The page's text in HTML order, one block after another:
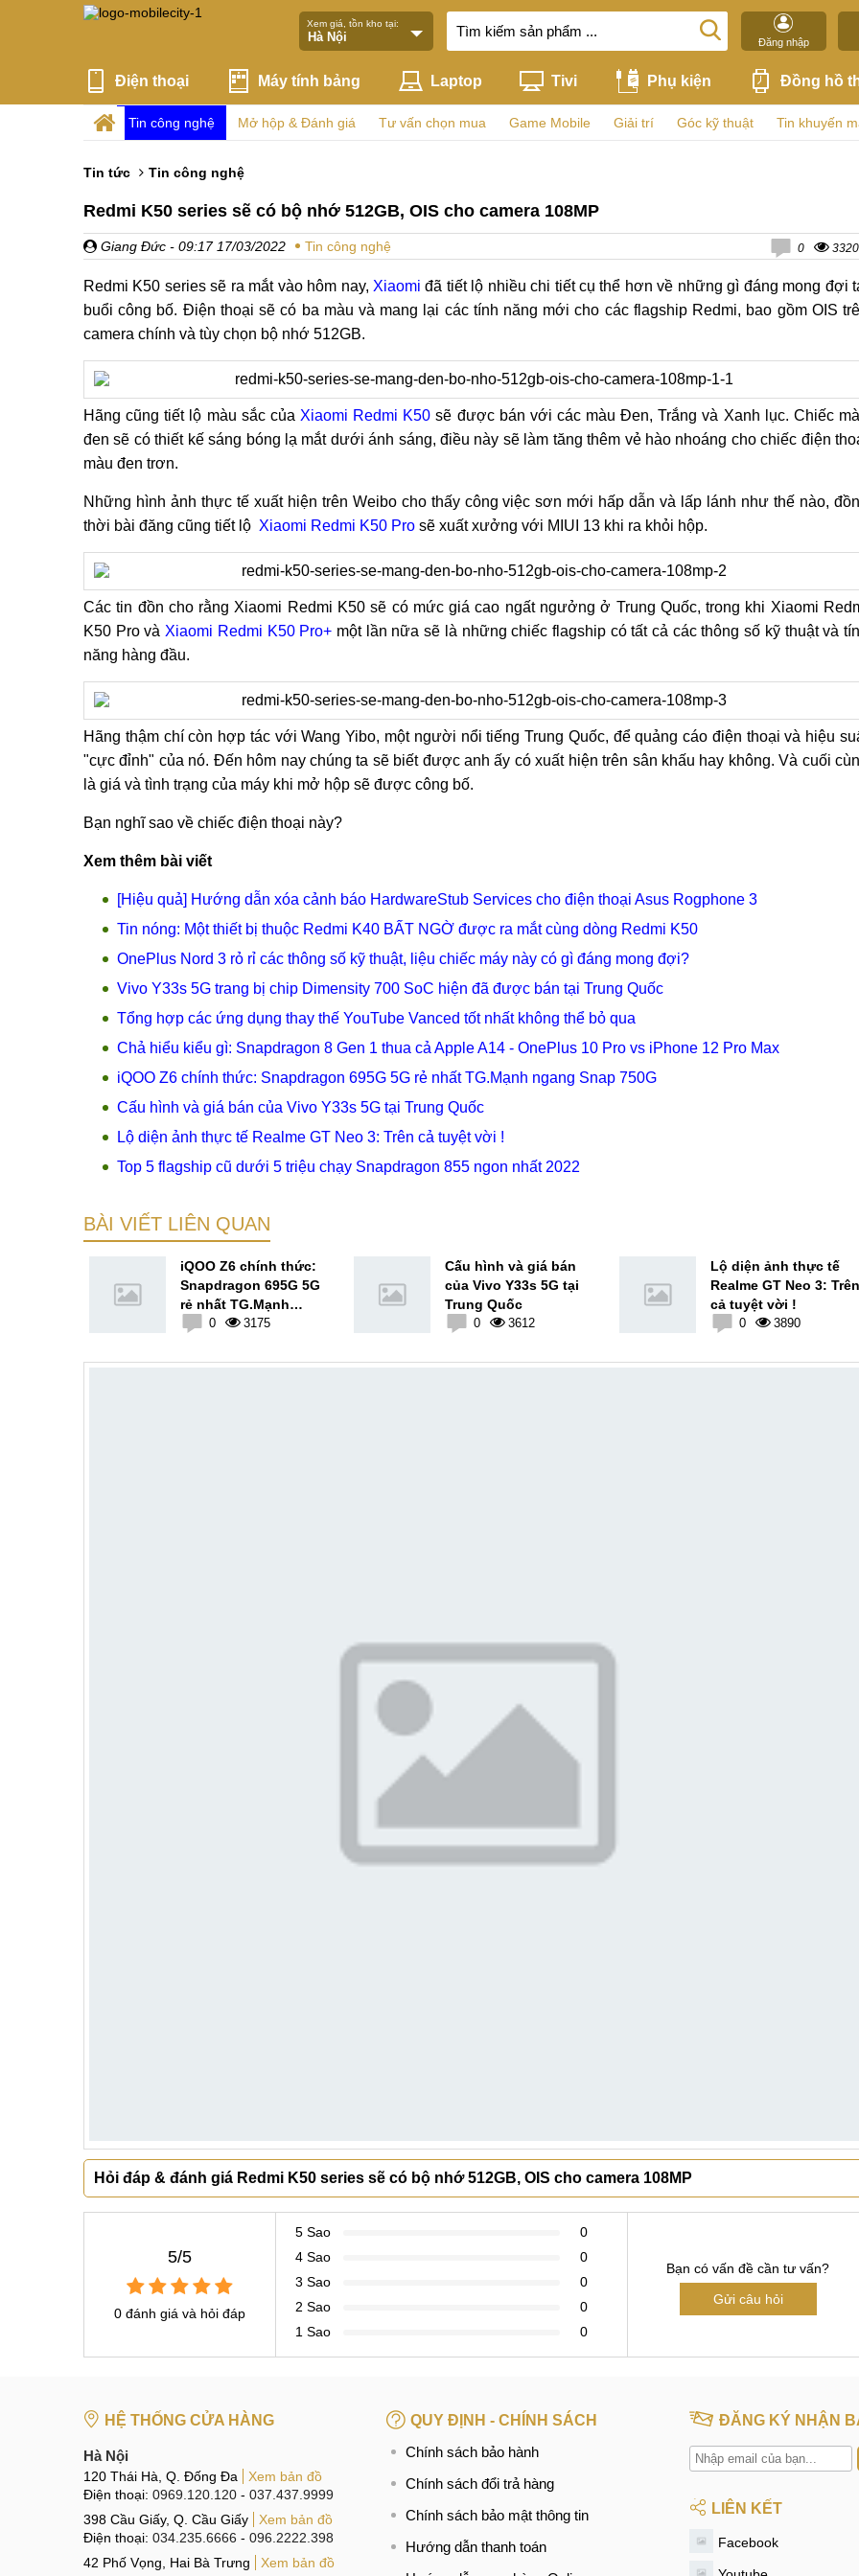
Xem giá, tồn kho tại:
Đăng nhập
Điện thoại Máy tính bảng Laptop Tivi Phụ kiện Đồng hồ
Tin công nghệ Mở hộp & Đánh giá Tư vấn chọn mua Game Mobile Giải trí Góc kỹ thuật Tin khuyến
Tin tức Tin công nghệ
Redmi K50 series sẽ có bộ nhớ 512GB, OIS cho camera 108MP
Giang Đức - 09:17 17/03/2022 Tin công nghệ 0 3320
Redmi K50 series sẽ ra mắt vào hôm nay, Xiaomi đã tiết lộ nhiều chi tiết cụ thể hơn về những gì đáng mong đợi
buổi công bố. Điện thoại sẽ có ba màu và mang lại các tính năng mới cho các flagship Redmi, bao gồm OIS
camera chính và tùy chọn bộ nhớ 512GB.
Hãng cũng tiết lộ màu sắc của Xiaomi Redmi K50 sẽ được bán với các màu Đen, Trắng và Xanh lục. Chiếc
đen sẽ có thiết kế sáng bóng lạ mắt dưới ánh sáng, điều này sẽ làm tăng thêm vẻ hào nhoáng cho chiếc điện
màu đen trơn.
Những hình ảnh thực tế xuất hiện trên Weibo cho thấy công việc sơn mới hấp dẫn và lấp lánh như thế nào,
thời bài đăng cũng tiết lộ Xiaomi Redmi K50 Pro sẽ xuất xưởng với MIUI 13 khi ra khỏi hộp.
Các tin đồn cho rằng Xiaomi Redmi K50 sẽ có mức giá cao ngất ngưởng ở Trung Quốc, trong khi Xiaomi
K50 Pro và Xiaomi Redmi K50 Pro+ một lần nữa sẽ là những chiếc flagship có tất cả các thông số kỹ thuật và
năng hàng đầu.
Hãng thậm chí còn hợp tác với Wang Yibo, một người nổi tiếng Trung Quốc, để quảng cáo điện thoại và hiệu
"cực đỉnh" của nó. Đến hôm nay chúng ta sẽ biết được anh ấy có xuất hiện trên sân khấu hay không. Và cuối
là giá và tình trạng của máy khi mở hộp sẽ được công bố.
Bạn nghĩ sao về chiếc điện thoại này?
Xem thêm bài viết
[Hiệu quả] Hướng dẫn xóa cảnh báo HardwareStub Services cho điện thoại Asus Rogphone 3
Tin nóng: Một thiết bị thuộc Redmi K40 BẤT NGỜ được ra mắt cùng dòng Redmi K50
OnePlus Nord 3 rỏ rỉ các thông số kỹ thuật, liệu chiếc máy này có gì đáng mong đợi?
Vivo Y33s 5G trang bị chip Dimensity 700 SoC hiện đã được bán tại Trung Quốc
Tổng hợp các ứng dụng thay thế YouTube Vanced tốt nhất không thể bỏ qua
Chả hiểu kiểu gì: Snapdragon 8 Gen 1 thua cả Apple A14 - OnePlus 10 Pro vs iPhone 12 Pro Max
iQOO Z6 chính thức: Snapdragon 695G 5G rẻ nhất TG.Mạnh ngang Snap 750G
Cấu hình và giá bán của Vivo Y33s 5G tại Trung Quốc
Lộ diện ảnh thực tế Realme GT Neo 3: Trên cả tuyệt vời !
Top 5 flagship cũ dưới 5 triệu chạy Snapdragon 855 ngon nhất 2022
BÀI VIẾT LIÊN QUAN
iQOO Z6 chính thức:
Snapdragon 695G 5G
rẻ nhất TG.Mạnh
ngang Snap 750G
0 3175
Cấu hình và giá bán
của Vivo Y33s 5G tại
Trung Quốc
0 3612
Lộ diện ảnh thực tế
Realme GT Neo 3: Trên
cả tuyệt vời !
0 3890
Hỏi đáp & đánh giá Redmi K50 series sẽ có bộ nhớ 512GB, OIS cho camera 108MP
5/5
0 đánh giá và hỏi đáp
5 Sao
0
4 Sao
0
3 Sao
0
2 Sao
0
1 Sao
0
Bạn có vấn đề cần tư vấn?
Gửi câu hỏi
HỆ THỐNG CỬA HÀNG
Hà Nội
120 Thái Hà, Q. Đống Đa
Xem bản đồ
Điện thoại: 0969.120.120 - 037.437.9999
398 Cầu Giấy, Q. Cầu Giấy
Xem bản đồ
Điện thoại: 034.235.6666 - 096.2222.398
42 Phố Vọng, Hai Bà Trưng
Xem bản đồ
QUY ĐỊNH - CHÍNH SÁCH
Chính sách bảo hành
Chính sách đổi trả hàng
Chính sách bảo mật thông tin
Hướng dẫn thanh toán
ĐĂNG KÝ NHẬN
LIÊN KẾT
Facebook